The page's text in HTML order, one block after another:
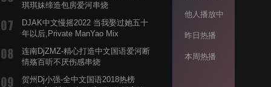
琪琪妹缔造包房爱河串烧
DJAK中文慢摇2022 当我娶过她五十
年以后,Private ManYao Mix
连南DjZMZ-精心打造中文国语爱河断
情殇百听不厌伤感串烧
贺州Dj小强-全中文国语2018热榜
他人播放中
昨日热播
本周热播